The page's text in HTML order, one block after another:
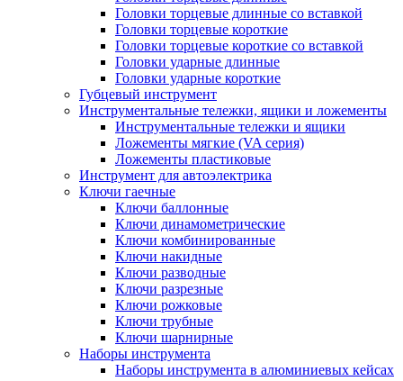
Головки торцевые длинные со вставкой
Головки торцевые короткие
Головки торцевые короткие со вставкой
Головки ударные длинные
Головки ударные короткие
Губцевый инструмент
Инструментальные тележки, ящики и ложементы
Инструментальные тележки и ящики
Ложементы мягкие (VA серия)
Ложементы пластиковые
Инструмент для автоэлектрика
Ключи гаечные
Ключи баллонные
Ключи динамометрические
Ключи комбинированные
Ключи накидные
Ключи разводные
Ключи разрезные
Ключи рожковые
Ключи трубные
Ключи шарнирные
Наборы инструмента
Наборы инструмента в алюминиевых кейсах